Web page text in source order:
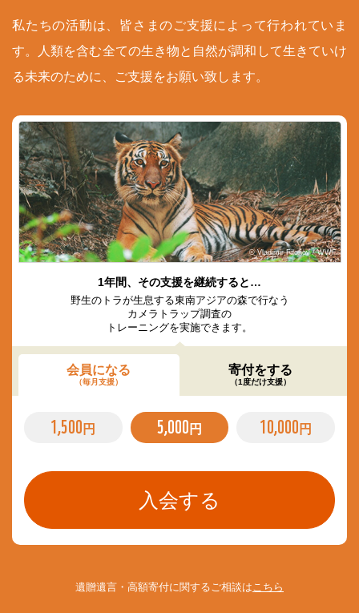
私たちの活動は、皆さまのご支援によって行われていま
す。人類を含む全ての生き物と自然が調和して生きていけ
る未来のために、ご支援をお願い致します。
© Vladimir Filonov / WWF
1年間、その支援を継続すると…
野生のトラが生息する東南アジアの森で行なう
カメラトラップ調査の
トレーニングを実施できます。
会員になる
（毎月支援）
寄付をする
（1度だけ支援）
1,500 円 5,000 円 10,000 円
遺贈遺言・高額寄付に関するご相談はこちら